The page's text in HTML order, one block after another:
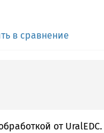
в сравнение
от UralEDC.